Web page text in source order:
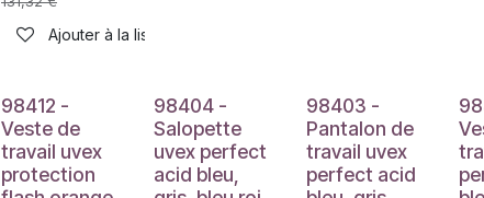
Ajouter à la liste de souhaits
98412 -
Veste de
travail uvex
protection
98404 -
Salopette
uvex perfect
acid bleu,
98403 -
Pantalon de
travail uvex
perfect acid